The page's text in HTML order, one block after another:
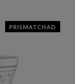
PRISMATCHAD